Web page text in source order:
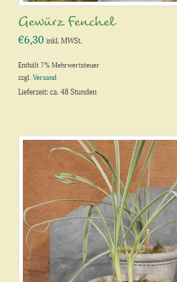
Gewürz Fenchel
€6,30 inkl. MWSt.
Enthält 7% Mehrwertsteuer
zzgl.Versand
Lieferzeit: ca. 48 Stunden